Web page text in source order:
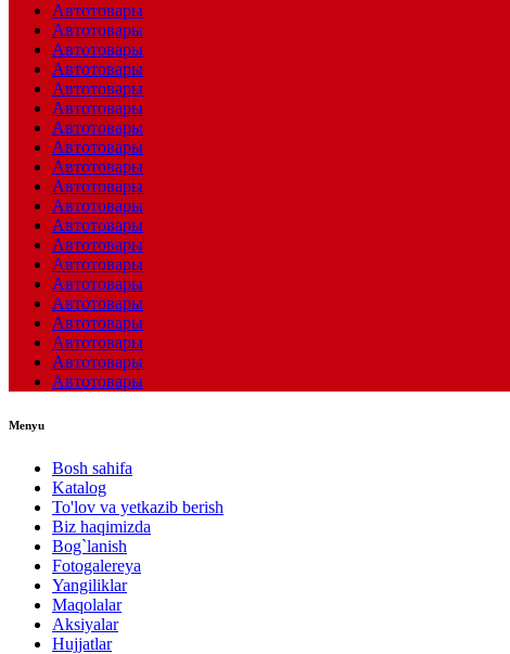
Автотовары
Автотовары
Автотовары
Автотовары
Автотовары
Автотовары
Автотовары
Автотовары
Автотовары
Автотовары
Автотовары
Автотовары
Автотовары
Автотовары
Автотовары
Автотовары
Автотовары
Автотовары
Автотовары
Автотовары
Menyu
Bosh sahifa
Katalog
To'lov va yetkazib berish
Biz haqimizda
Bog`lanish
Fotogalereya
Yangiliklar
Maqolalar
Aksiyalar
Hujjatlar